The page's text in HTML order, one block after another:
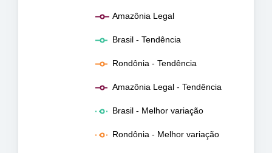
Amazônia Legal
Brasil - Tendência
Rondônia - Tendência
Amazônia Legal - Tendência
Brasil - Melhor variação
Rondônia - Melhor variação